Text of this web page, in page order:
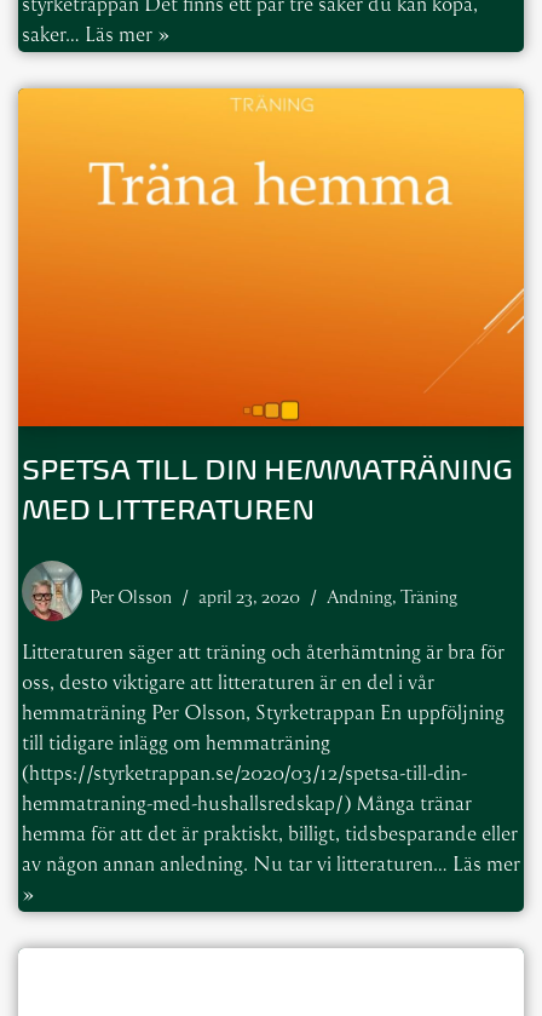
saker… Läs mer »
SPETSA TILL DIN HEMMATRÄNING
MED LITTERATUREN
Per Olsson april 23, 2020 Andning, Träning
Litteraturen säger att träning och återhämtning är bra för
oss, desto viktigare att litteraturen är en del i vår
hemmaträning Per Olsson, Styrketrappan En uppföljning
till tidigare inlägg om hemmaträning
(https://styrketrappan.se/2020/03/12/spetsa-till-din-
hemmatraning-med-hushallsredskap/) Många tränar
hemma för att det är praktiskt, billigt, tidsbesparande eller
av någon annan anledning. Nu tar vi litteraturen… Läs mer
»